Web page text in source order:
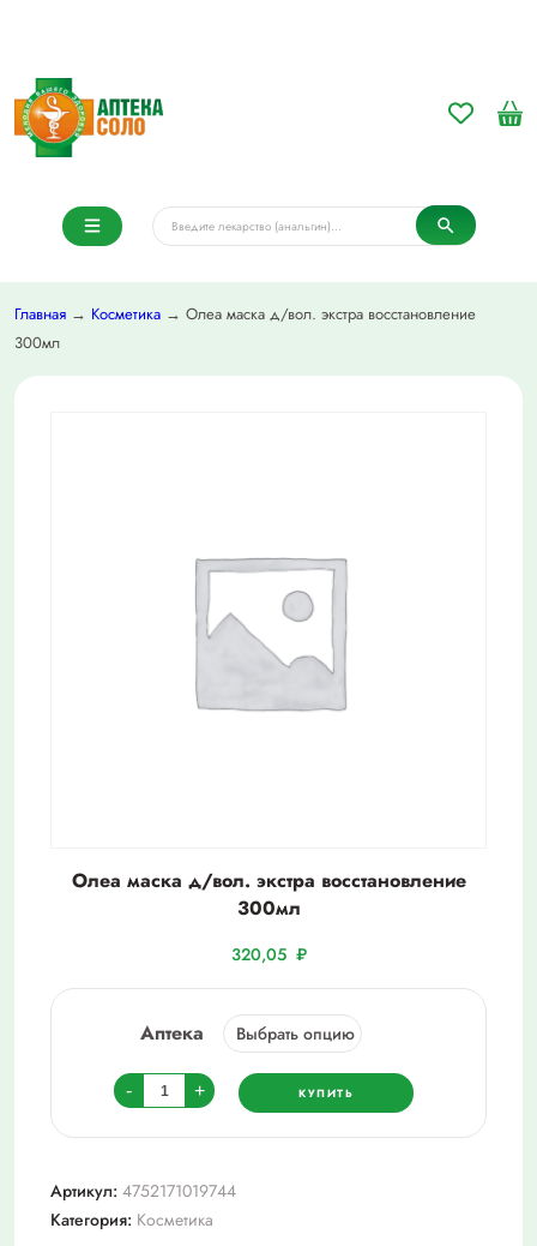
Главная → Косметика → Олеа маска д/вол. экстра восстановление
300мл
Олеа маска д/вол. экстра восстановление
300мл
320,05 ₽
Аптека
-
Количество
товара
Олеа
д/
вол.
+ КУПИТЬ
Артикул: 4752171019744
Категория: Косметика